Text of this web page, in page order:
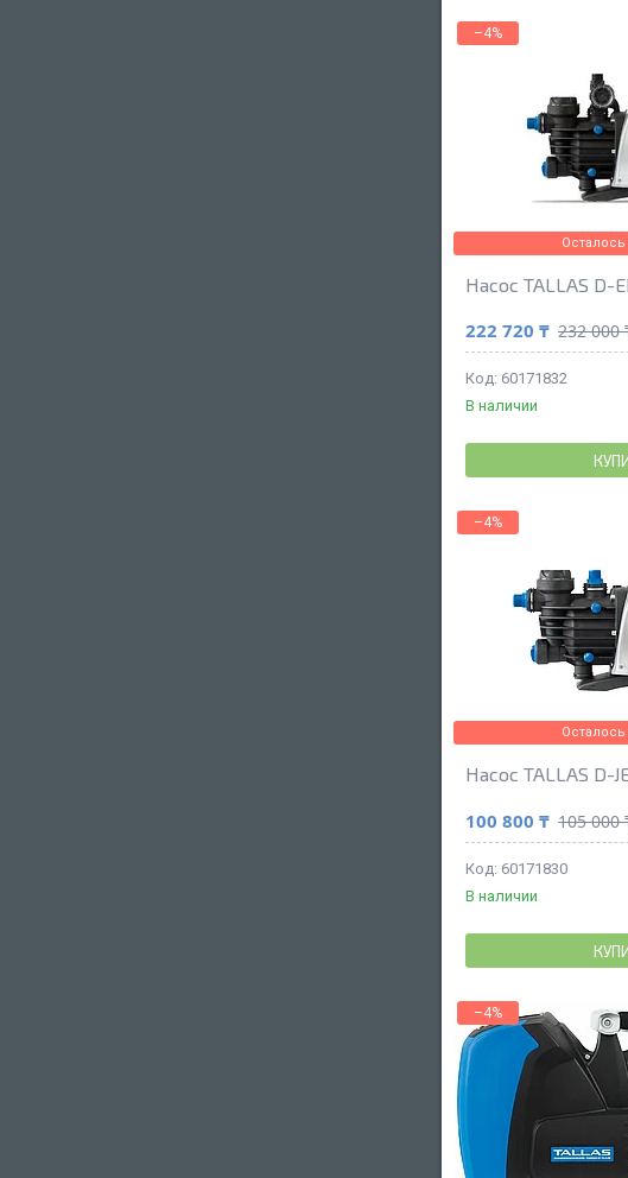
–4%
Насос TALLAS D-
222 720 ₸ 232 000
60171832
В наличии
–4%
Насос TALLAS D-
100 800 ₸ 105 000
60171830
В наличии
–4%